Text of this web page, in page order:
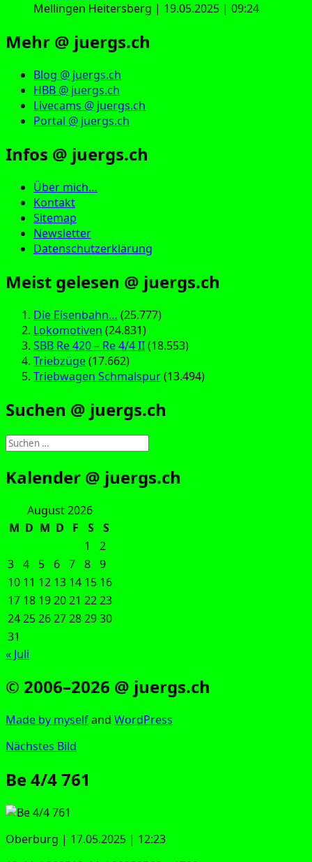
Mellingen Heitersberg | 19.05.2025 | 09:24
Mehr @ juergs.ch
Blog @ juergs.ch
HBB @ juergs.ch
Livecams @ juergs.ch
Portal @ juergs.ch
Infos @ juergs.ch
Über mich…
Kontakt
Sitemap
Newsletter
Datenschutzerklärung
Meist gelesen @ juergs.ch
Die Eisenbahn… (25.777)
Lokomotiven (24.831)
SBB Re 420 – Re 4/4 II(18.553)
Triebzüge(17.662)
Triebwagen Schmalspur(13.494)
Suchen @ juergs.ch
Suchen
nach:
Kalender @ juergs.ch
August 2026
M D M D F S
S
1
2
3 4 5 6 7 8 9
10 11 12 13 14 15 16
17 18 192021 2223
24252627282930
31
« Juli
© 2006–2026 @ juergs.ch
Made by mys­elfand Word­Press
Nächstes Bild
Be 4/4 761
Ober­burg | 17.05.2025 | 12:23